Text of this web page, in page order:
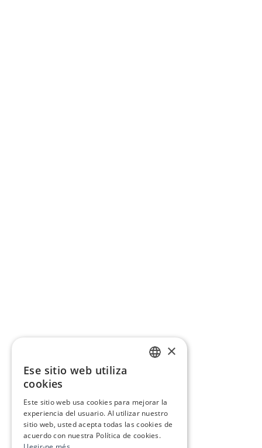
×
Ese sitio web utiliza
cookies
Este sitio web usa cookies para mejorar la
experiencia del usuario. Al utilizar nuestro
sitio web, usted acepta todas las cookies de
acuerdo con nuestra Política de cookies.